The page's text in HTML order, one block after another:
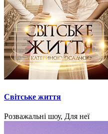
Світське життя
Розважальні шоу, Для неї